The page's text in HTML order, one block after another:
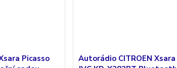
Picasso
Autorádio CITROEN